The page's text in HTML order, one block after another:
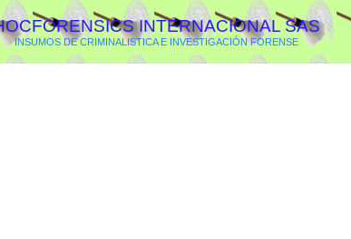
INTERNACIONAL SAS
INSUMOS DE CRIMINALISTICA E INVESTIGACIÓN FORENSE